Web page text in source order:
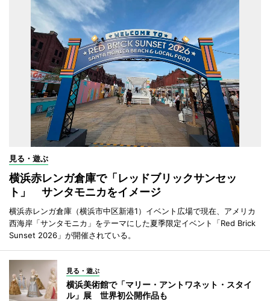
見る・遊ぶ
横浜赤レンガ倉庫で「レッドブリックサンセッ
ト」 サンタモニカをイメージ
横浜赤レンガ倉庫（横浜市中区新港1）イベント広場で現在、アメリカ
西海岸「サンタモニカ」をテーマにした夏季限定イベント「Red Brick
Sunset 2026」が開催されている。
見る・遊ぶ
横浜美術館で「マリー・アントワネット・スタイ
ル」展 世界初公開作品も